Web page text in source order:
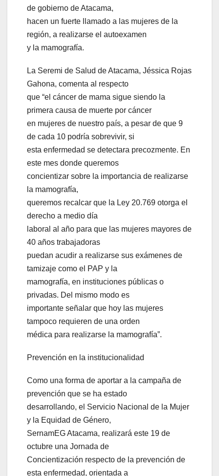
de gobierno de Atacama,
hacen un fuerte llamado a las mujeres de la
región, a realizarse el autoexamen
y la mamografía.
La Seremi de Salud de Atacama, Jéssica Rojas
Gahona, comenta al respecto
que “el cáncer de mama sigue siendo la
primera causa de muerte por cáncer
en mujeres de nuestro país, a pesar de que 9
de cada 10 podría sobrevivir, si
esta enfermedad se detectara precozmente. En
este mes donde queremos
concientizar sobre la importancia de realizarse
la mamografía,
queremos recalcar que la Ley 20.769 otorga el
derecho a medio día
laboral al año para que las mujeres mayores de
40 años trabajadoras
puedan acudir a realizarse sus exámenes de
tamizaje como el PAP y la
mamografía, en instituciones públicas o
privadas. Del mismo modo es
importante señalar que hoy las mujeres
tampoco requieren de una orden
médica para realizarse la mamografía”.
Prevención en la institucionalidad
Como una forma de aportar a la campaña de
prevención que se ha estado
desarrollando, el Servicio Nacional de la Mujer
y la Equidad de Género,
SernamEG Atacama, realizará este 19 de
octubre una Jornada de
Concientización respecto de la prevención de
esta enfermedad, orientada a